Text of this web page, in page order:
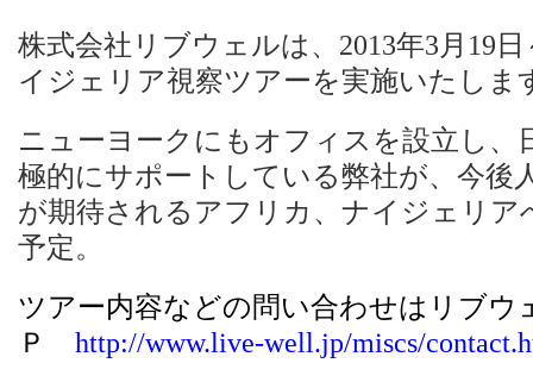
株式会社リブウェルは、2013年3月19
イジェリア視察ツアーを実施いたしま
ニューヨークにもオフィスを設立し、
極的にサポートしている弊社が、今後
が期待されるアフリカ、ナイジェリア
予定。
ツアー内容などの問い合わせはリブウ
Ｐ http://www.live-well.jp/miscs/